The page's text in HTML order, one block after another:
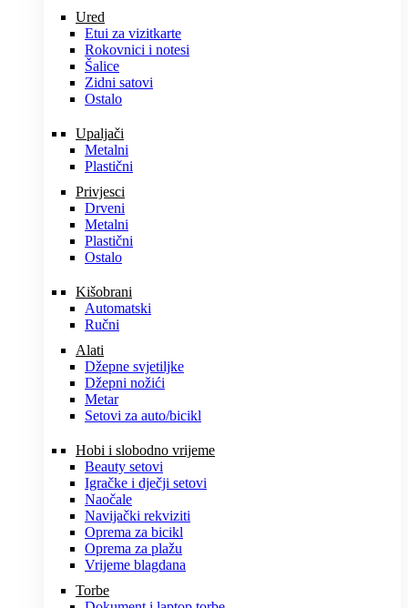
Ured
Etui za vizitkarte
Rokovnici i notesi
Šalice
Zidni satovi
Ostalo
Upaljači
Metalni
Plastični
Privjesci
Drveni
Metalni
Plastični
Ostalo
Kišobrani
Automatski
Ručni
Alati
Džepne svjetiljke
Džepni nožići
Metar
Setovi za auto/bicikl
Hobi i slobodno vrijeme
Beauty setovi
Igračke i dječji setovi
Naočale
Navijački rekviziti
Oprema za bicikl
Oprema za plažu
Vrijeme blagdana
Torbe